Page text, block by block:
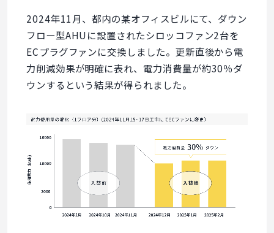
2024年11月、都内の某オフィスビルにて、ダウン
フロー型AHUに設置されたシロッコファン2台を
ECプラグファンに交換しました。更新直後から電
力削減効果が明確に表れ、電力消費量が約30％ダ
ウンするという結果が得られました。